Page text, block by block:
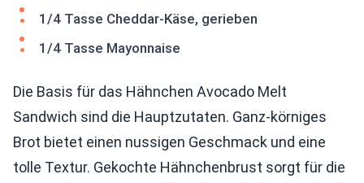
1/4 Tasse Cheddar-Käse, gerieben
1/4 Tasse Mayonnaise
Die Basis für das Hähnchen Avocado Melt
Sandwich sind die Hauptzutaten. Ganz-körniges
Brot bietet einen nussigen Geschmack und eine
tolle Textur. Gekochte Hähnchenbrust sorgt für die